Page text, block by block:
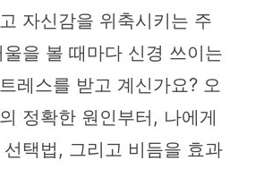
자신감을 위축시키는 주
을 볼 때마다 신경 쓰이는
레스를 받고 계신가요? 오
정확한 원인부터, 나에게
택법, 그리고 비듬을 효과